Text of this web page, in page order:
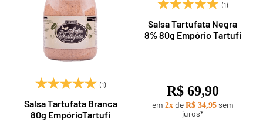
(1)
Salsa Tartufata Branca
80g EmpórioTartufi
(1)
Salsa Tartufata Negra
8% 80g Empório Tartufi
R$ 69,90
em 2xde R$ 34,95sem
juros*